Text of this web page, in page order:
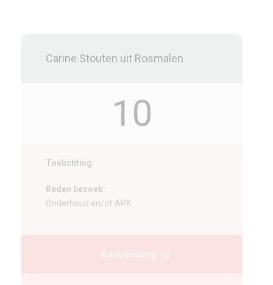
Carine Stouten uit Rosmalen
10
Toelichting:
Reden bezoek:
Onderhoud en/of APK
Aanbeveling: ja